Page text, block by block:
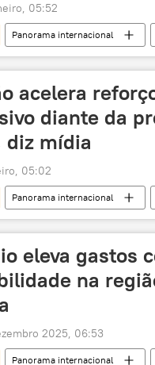
05:52
Panorama internacional
Japão
acelera
diante da
diz mídia
05:02
Panorama internacional
de Defesa do Japão
eleva gastos
na
2025, 06:53
Panorama internacional